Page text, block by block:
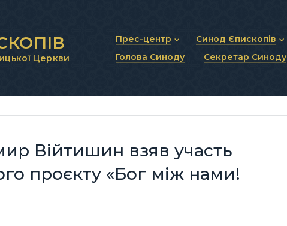
Церкви
Прес-центр
Новини та анонси
Синод Єпископів
Статут Синоду
Синодальні органи
Голова Синоду Секретар Синоду
Війтишин взяв участь
проєкту «Бог між нами!